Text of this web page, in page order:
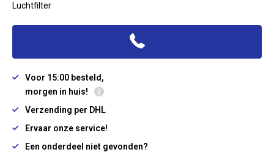
Luchtfilter
Voor 15:00 besteld,
morgen in huis!
Verzending per DHL
Ervaar onze service!
Een onderdeel niet gevonden?